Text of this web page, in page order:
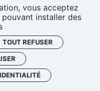
vous acceptez
installer des
TOUT REFUSER